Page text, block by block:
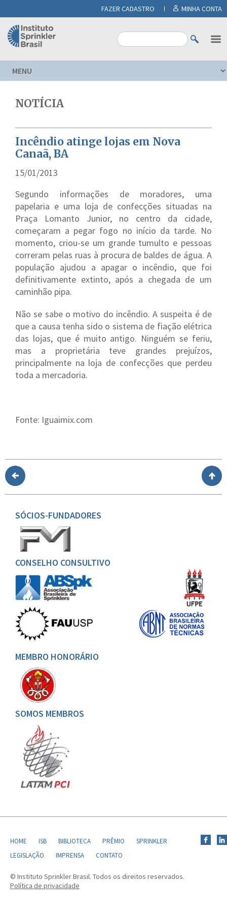
FAZER CADASTRO MINHA CONTA
NOTÍCIA
Incêndio atinge lojas em Nova
Canaã, BA
15/01/2013
Segundo informações de moradores, uma
papelaria e uma loja de confecções situadas na
Praça Lomanto Junior, no centro da cidade,
começaram a pegar fogo no início da tarde. No
momento, criou-se um grande tumulto e pessoas
correram pelas ruas à procura de baldes de água. A
população ajudou a apagar o incêndio, que foi
definitivamente extinto, após a chegada de um
caminhão pipa.
Não se sabe o motivo do incêndio. A suspeita é de
que a causa tenha sido o sistema de fiação elétrica
das lojas, que é muito antigo. Ninguém se feriu,
mas a proprietária teve grandes prejuízos,
principalmente na loja de confecções que perdeu
toda a mercadoria.
Fonte: Iguaimix.com
SÓCIOS-FUNDADORES
CONSELHO CONSULTIVO
MEMBRO HONORÁRIO
SOMOS MEMBROS
HOME ISB BIBLIOTECA PRÊMIO
SPRINKLER
LEGISLAÇÃO
IMPRENSA CONTATO
© Instituto Sprinkler Brasil. Todos os direitos reservados.
Política de privacidade